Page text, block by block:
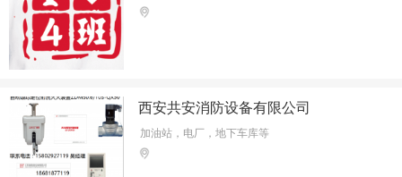
西安共安消防设备有限公司
加油站，电厂，地下车库等